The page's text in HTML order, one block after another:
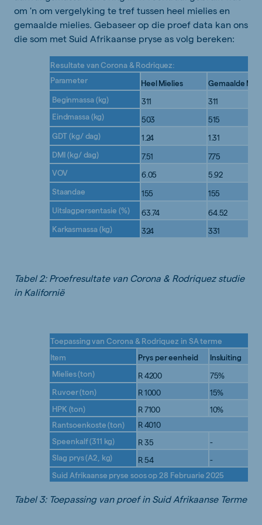
om 'n om vergelyking te tref tussen heel mielies en
gemaalde mielies. Gebaseer op die proef data kan ons
die som met Suid Afrikaanse pryse as volg bereken:
Resultate vanCorona & Rodriquez:
Parameter
HeelMielies Gemaalde
Beginmassa (kg) 311
311
Eindmassa (kg) 503
515
GDT(kg/dag) 1.24
1.31
DMI(kg/ dag) 7.51
7.75
VOV
6.05
5.92
Staandae
155
155
Uitslagpersentasie (%) 63.74
64.52
Karkasmassa (kg) 324 331
Tabel 2: Proefresultate van Corona & Rodriquez studie
in Kalifornië
Toepassing van Corona & Rodriquez in SAterme
Item
Prys pereenheid
Insluiting
Mielies(ton) R4200
75%
Ruvoer(ton) R1000
15%
HPK (ton) R7100
10%
Rantsoenkoste(ton) R4010
Speenkalf(311 kg) R35
-
Slag prys(A2, kg) R54
-
Suid Afrikaanse pryse soosop28 Februarie2025
Tabel 3: Toepassing van proef in Suid Afrikaanse Terme